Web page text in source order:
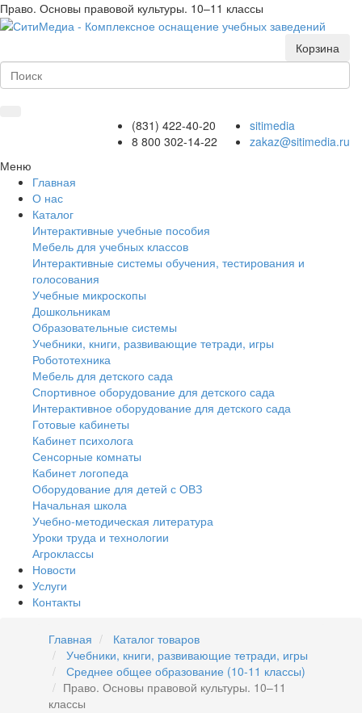
Право. Основы правовой культуры. 10–11 классы
Корзина
sitimedia
zakaz@sitimedia.ru
(831) 422-40-20
8 800 302-14-22
Меню
Главная
О нас
Каталог
Интерактивные учебные пособия
Мебель для учебных классов
Интерактивные системы обучения, тестирования и
голосования
Учебные микроскопы
Дошкольникам
Образовательные системы
Учебники, книги, развивающие тетради, игры
Робототехника
Мебель для детского сада
Спортивное оборудование для детского сада
Интерактивное оборудование для детского сада
Готовые кабинеты
Кабинет психолога
Сенсорные комнаты
Кабинет логопеда
Оборудование для детей с ОВЗ
Начальная школа
Учебно-методическая литература
Уроки труда и технологии
Агроклассы
Новости
Услуги
Контакты
Главная
Каталог товаров
Учебники, книги, развивающие тетради, игры
Среднее общее образование (10-11 классы)
Право. Основы правовой культуры. 10–11
классы